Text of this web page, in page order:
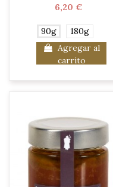
6,20 €
90g
180g
Agregar al
carrito